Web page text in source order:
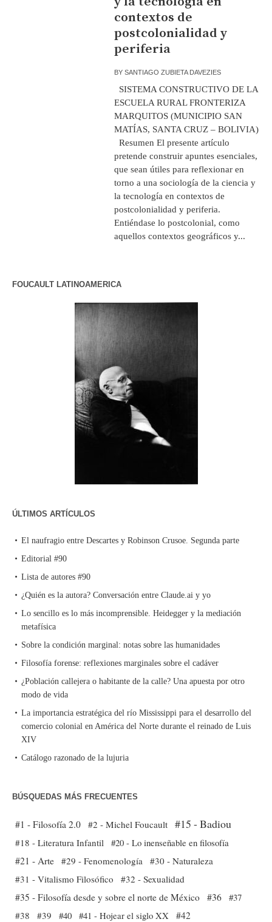
contextos de
postcolonialidad y
periferia
BYSANTIAGO ZUBIETA DAVEZIES
SISTEMA CONSTRUCTIVO DE LA
ESCUELA RURAL FRONTERIZA
MARQUITOS (MUNICIPIO SAN
MATÍAS, SANTA CRUZ – BOLIVIA)
Resumen El presente artículo
pretende construir apuntes esenciales,
que sean útiles para reflexionar en
torno a una sociología de la ciencia y
la tecnología en contextos de
postcolonialidad y periferia.
Entiéndase lo postcolonial, como
aquellos contextos geográficos y...
FOUCAULT LATINOAMERICA
ÚLTIMOS ARTÍCULOS
El naufragio entre Descartes y Robinson Crusoe. Segunda parte
Editorial #90
Lista de autores #90
¿Quién es la autora? Conversación entre Claude.ai y yo
Lo sencillo es lo más incomprensible. Heidegger y la mediación
metafísica
Sobre la condición marginal: notas sobre las humanidades
Filosofía forense: reflexiones marginales sobre el cadáver
¿Población callejera o habitante de la calle? Una apuesta por otro
modo de vida
La importancia estratégica del río Mississippi para el desarrollo del
comercio colonial en América del Norte durante el reinado de Luis
XIV
Catálogo razonado de la lujuria
BÚSQUEDAS MÁS FRECUENTES
#1 - Filosofía 2.0 #2 - Michel Foucault #15 - Badiou
#18 - Literatura Infantil #20 - Lo inenseñable en filosofía
#21 - Arte #29 - Fenomenología
#30 - Naturaleza
#31 - Vitalismo Filosófico
#32 - Sexualidad
#35 - Filosofía desde y sobre el norte de México #36 #37
#38
#39 #40 #41 - Hojear el siglo XX #42